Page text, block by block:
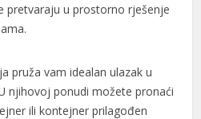
pretvaraju u prostorno rješenje
pruža vam idealan ulazak u
njihovoj ponudi možete pronaći
ili kontejner prilagođen